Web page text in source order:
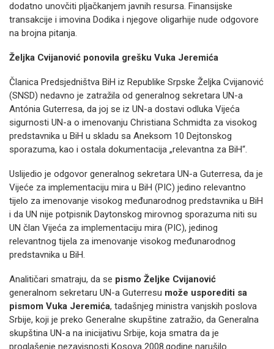
dodatno unovčiti pljačkanjem javnih resursa. Finansijske
transakcije i imovina Dodika i njegove oligarhije nude odgovore
na brojna pitanja.
Željka Cvijanović ponovila grešku Vuka Jeremića
Članica Predsjedništva BiH iz Republike Srpske Željka Cvijanović
(SNSD) nedavno je zatražila od generalnog sekretara UN-a
Antónia Guterresa, da joj se iz UN-a dostavi odluka Vijeća
sigurnosti UN-a o imenovanju Christiana Schmidta za visokog
predstavnika u BiH u skladu sa Aneksom 10 Dejtonskog
sporazuma, kao i ostala dokumentacija „relevantna za BiH“.
Uslijedio je odgovor generalnog sekretara UN-a Guterresa, da je
Vijeće za implementaciju mira u BiH (PIC) jedino relevantno
tijelo za imenovanje visokog međunarodnog predstavnika u BiH
i da UN nije potpisnik Daytonskog mirovnog sporazuma niti su
UN član Vijeća za implementaciju mira (PIC), jedinog
relevantnog tijela za imenovanje visokog međunarodnog
predstavnika u BiH.
Analitičari smatraju, da se pismo Željke Cvijanović
generalnom sekretaru UN-a Guterresu može usporediti sa
pismom Vuka Jeremića, tadašnjeg ministra vanjskih poslova
Srbije, koji je preko Generalne skupštine zatražio, da Generalna
skupština UN-a na inicijativu Srbije, koja smatra da je
proglašenje nezavisnosti Kosova 2008.godine narušilo